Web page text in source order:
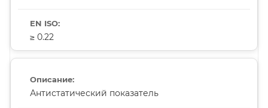
≥ 0.22
Антистатический показатель